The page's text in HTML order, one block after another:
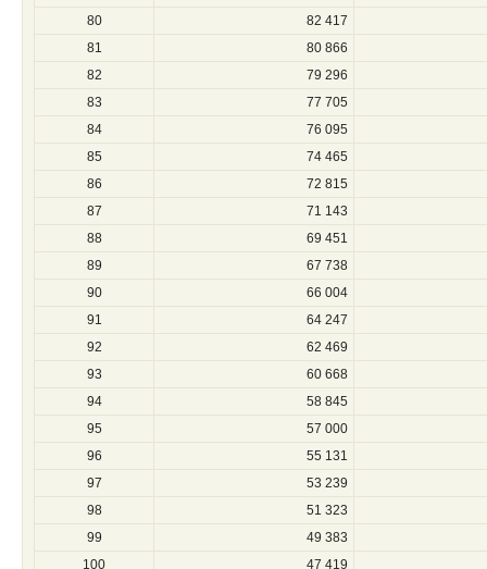
80
82 417
81
80 866
82
79 296
83
77 705
84
76 095
85
74 465
86
72 815
87
71 143
88
69 451
89
67 738
90
66 004
91
64 247
92
62 469
93
60 668
94
58 845
95
57 000
96
55 131
97
53 239
98
51 323
99
49 383
100
47 419